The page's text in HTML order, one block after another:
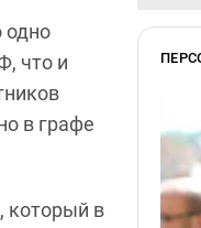
одно
что и
в графе
который в